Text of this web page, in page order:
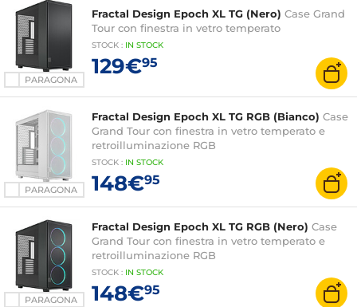
PARAGONA
Fractal Design Epoch XL TG (Nero) Case Grand
Tour con finestra in vetro temperato
STOCK : IN STOCK
129€95
PARAGONA
Fractal Design Epoch XL TG RGB (Bianco) Case
Grand Tour con finestra in vetro temperato e
retroilluminazione RGB
STOCK : IN STOCK
148€95
PARAGONA
Fractal Design Epoch XL TG RGB (Nero) Case
Grand Tour con finestra in vetro temperato e
retroilluminazione RGB
STOCK : IN STOCK
148€95